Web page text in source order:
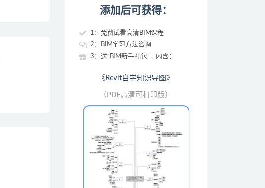
添加后可获得：
1：免费试看高清BIM课程
2：BIM学习方法咨询
3：送“BIM新手礼包”，内含：
《Revit自学知识导图》
（PDF高清可打印版）